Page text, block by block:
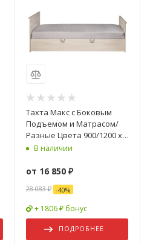
Тахта Макс с Боковым
Подъемом и Матрасом/
Разные Цвета 900/1200 х
2000 мм
В наличии
от 16 850 ₽
28 083 ₽ -40%
+ 1806 ₽ бонус
ПОДРОБНЕЕ